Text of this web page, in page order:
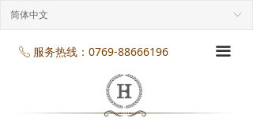
ꂅ 服务热线：0769-88666196 끀
首页
企业介绍
ꀅ
简体中文